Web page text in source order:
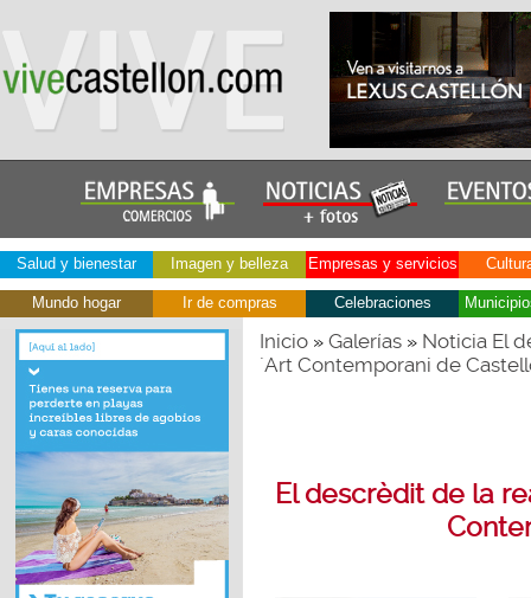
Salud y bienestar Imagen y belleza Empresas y servicios
Mundo hogar Ir de compras Celebraciones
Inicio» Galerías» Noticia El
´Art Contemporani de
El descrèdit de la